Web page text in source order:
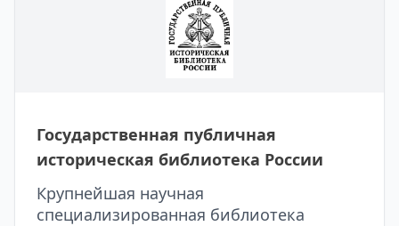
Государственная публичная
историческая библиотека России
Крупнейшая научная
специализированная библиотека